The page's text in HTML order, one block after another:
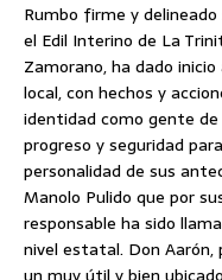
Rumbo firme y
el Edil Interino de La
Zamorano, ha dado
local, con hechos y
identidad como gente de
progreso y seguridad
personalidad de sus
Manolo Pulido que por
responsable ha sido
nivel estatal. Don Aarón,